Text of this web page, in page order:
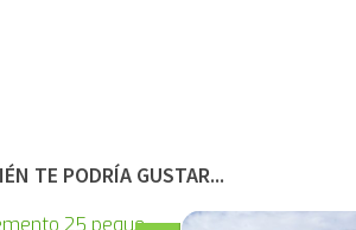
TE PODRÍA GUSTAR...